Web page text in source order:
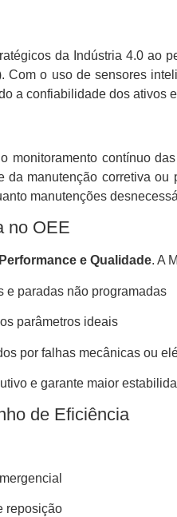
da Indústria 4.0 ao
Com o uso de sensores
a confiabilidade dos ativos
monitoramento contínuo
manutenção corretiva
manutenções
no OEE
e Qualidade. A
e paradas não programadas
parâmetros ideais
por falhas mecânicas ou
e garante maior
de Eficiência
reposição